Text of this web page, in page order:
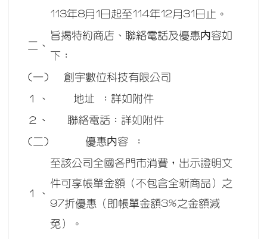
113年8月1日起至114年12月31日止。
二、
旨揭特約商店、聯絡電話及優惠内容如
下：
(一)
創宇數位科技有限公司
１、
地址 ：詳如附件
２、
聯絡電話：詳如附件
(二)
優惠内容 ：
１、
至該公司全國各門市消費，出示證明文
件可享帳單金額（不包含全新商品）之
97折優惠（即帳單金額3%之金額減
免）。